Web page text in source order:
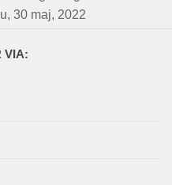
30 maj, 2022
VIA: